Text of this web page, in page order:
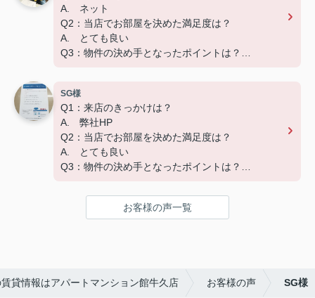
A. ネット
Q2：当店でお部屋を決めた満足度は？
A. とても良い
Q3：物件の決め手となったポイントは？
ーーーーーーーーーーーーーーーーーーーー
この度はご成約いただき、ありがとうございました
☆彡
快適な新生活になることをお祈りしています('ω')
SG様
Q1：来店のきっかけは？
A. 弊社HP
Q2：当店でお部屋を決めた満足度は？
A. とても良い
Q3：物件の決め手となったポイントは？
ーーーーーーーーーーーーーーーーーーーー
お客様の声一覧
貸情報はアパートマンション館牛久店 お客様の声 SG様